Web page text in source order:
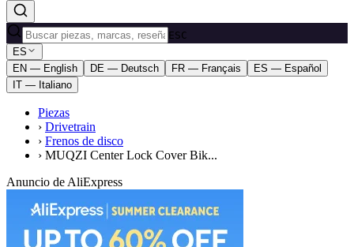
ESC
ES
EN — English
DE — Deutsch FR — Français
ES — Español
IT — Italiano
Piezas
› Drivetrain
› Frenos de disco
› MUQZI Center Lock Cover Bik...
Anuncio de AliExpress